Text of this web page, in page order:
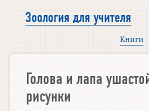
Зоология для учителя
Книги
Голова и лапа
рисунки